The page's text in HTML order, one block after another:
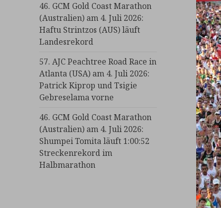
46. GCM Gold Coast Marathon
(Australien) am 4. Juli 2026:
Haftu Strintzos (AUS) läuft
Landesrekord
57. AJC Peachtree Road Race in
Atlanta (USA) am 4. Juli 2026:
Patrick Kiprop und Tsigie
Gebreselama vorne
46. GCM Gold Coast Marathon
(Australien) am 4. Juli 2026:
Shumpei Tomita läuft 1:00:52
Streckenrekord im
Halbmarathon